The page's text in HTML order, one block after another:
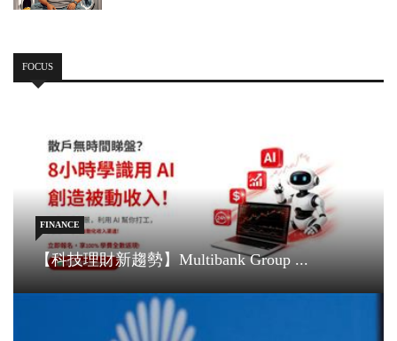
FOCUS
FINANCE
【科技理財新趨勢】Multibank Group ...